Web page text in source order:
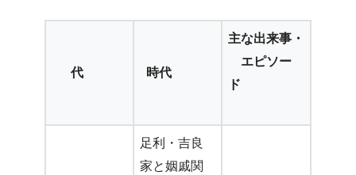
代 時代
主な出来事・
エピソー
ド
足利・吉良
家と姻戚関